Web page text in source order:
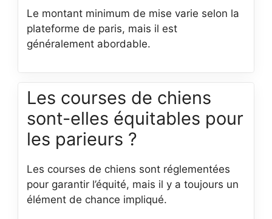
Le montant minimum de mise varie selon la
plateforme de paris, mais il est
généralement abordable.
Les courses de chiens
sont-elles équitables pour
les parieurs ?
Les courses de chiens sont réglementées
pour garantir l’équité, mais il y a toujours un
élément de chance impliqué.